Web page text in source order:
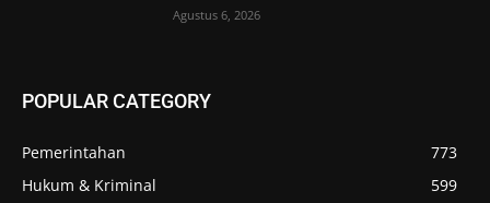
Agustus 6, 2026
POPULAR CATEGORY
Pemerintahan
773
Hukum & Kriminal
599